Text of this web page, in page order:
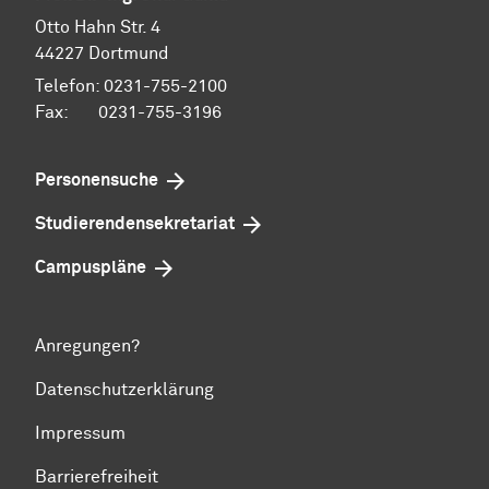
Otto Hahn Str. 4
44227 Dortmund
Telefon: 0231-755-2100
Fax: 0231-755-3196
Personensuche
Studierendensekretariat
Campuspläne
Anregungen?
Datenschutzerklärung
Impressum
Barrierefreiheit